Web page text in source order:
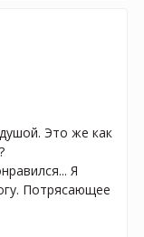
Это же как
Я
Потрясающее